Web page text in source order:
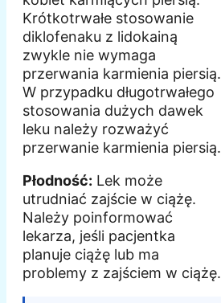
Krótkotrwałe stosowanie
diklofenaku z lidokainą
zwykle nie wymaga
przerwania karmienia piersią.
W przypadku długotrwałego
stosowania dużych dawek
leku należy rozważyć
przerwanie karmienia piersią.
Płodność: Lek może
utrudniać zajście w ciążę.
Należy poinformować
lekarza, jeśli pacjentka
planuje ciążę lub ma
problemy z zajściem w ciążę.